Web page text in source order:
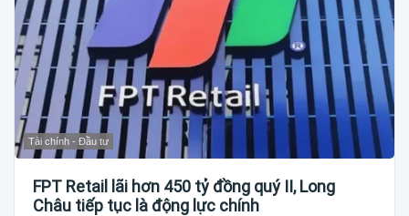
Tài chính - Đầu tư
FPT Retail lãi hơn 450 tỷ đồng quý II, Long
Châu tiếp tục là động lực chính